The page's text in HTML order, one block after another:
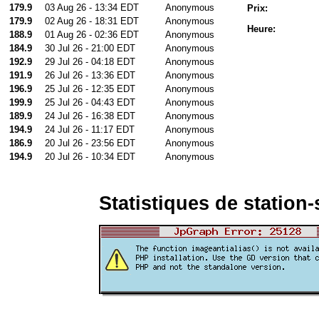
179.9
03 Aug 26 - 13:34 EDT
Anonymous
179.9
02 Aug 26 - 18:31 EDT
Anonymous
188.9
01 Aug 26 - 02:36 EDT
Anonymous
184.9
30 Jul 26 - 21:00 EDT
Anonymous
192.9
29 Jul 26 - 04:18 EDT
Anonymous
191.9
26 Jul 26 - 13:36 EDT
Anonymous
196.9
25 Jul 26 - 12:35 EDT
Anonymous
199.9
25 Jul 26 - 04:43 EDT
Anonymous
189.9
24 Jul 26 - 16:38 EDT
Anonymous
194.9
24 Jul 26 - 11:17 EDT
Anonymous
186.9
20 Jul 26 - 23:56 EDT
Anonymous
194.9
20 Jul 26 - 10:34 EDT Anonymous
Prix:
Heure:
Statistiques de station-